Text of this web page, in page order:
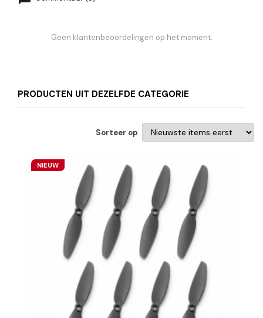
Geen klantenbeoordelingen op het moment.
PRODUCTEN UIT DEZELFDE CATEGORIE
Sorteer op
NIEUW